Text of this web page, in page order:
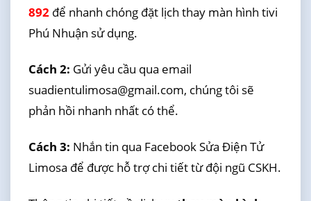
892để nhanh chóng đặt lịch thay màn hình tivi
Phú Nhuận sử dụng.
Cách 2: Gửi yêu cầu qua email
suadientulimosa@gmail.com, chúng tôi sẽ
phản hồi nhanh nhất có thể.
Cách 3: Nhắn tin qua Facebook Sửa Điện Tử
Limosa để được hỗ trợ chi tiết từ đội ngũ CSKH.